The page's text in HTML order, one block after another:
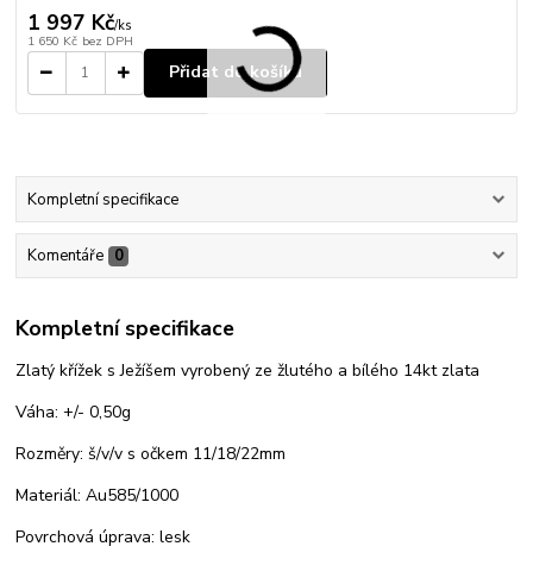
1 997 Kč/ks
1 650 Kč bez DPH
Přidat do košíku
Kompletní specifikace
Komentáře 0
Kompletní specifikace
Zlatý křížek s Ježíšem vyrobený ze žlutého a bílého 14kt zlata
Váha: +/- 0,50g
Rozměry: š/v/v s očkem 11/18/22mm
Materiál: Au585/1000
Povrchová úprava: lesk